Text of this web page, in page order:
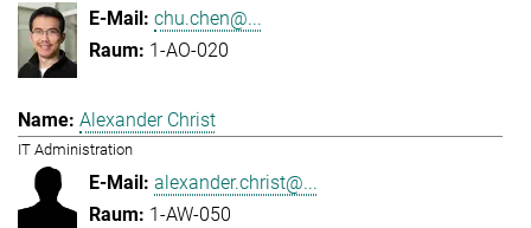
chu.chen@...
1-AO-020
Alexander Christ
IT Administration
alexander.christ@...
1-AW-050